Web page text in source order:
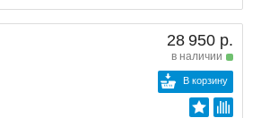
28 950 р.
в наличии
В корзину